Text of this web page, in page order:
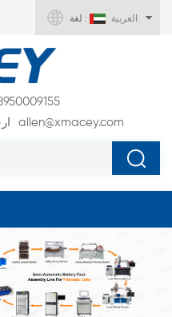
لغة : العربية
allen@xmacey.com